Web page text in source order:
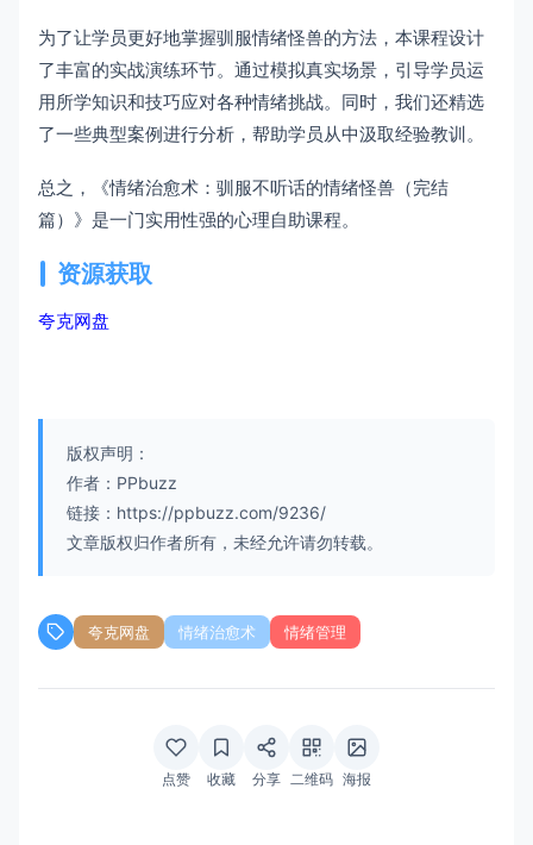
为了让学员更好地掌握驯服情绪怪兽的方法，本课程设计
了丰富的实战演练环节。通过模拟真实场景，引导学员运
用所学知识和技巧应对各种情绪挑战。同时，我们还精选
了一些典型案例进行分析，帮助学员从中汲取经验教训。
总之，《情绪治愈术：驯服不听话的情绪怪兽（完结
篇）》是一门实用性强的心理自助课程。
资源获取
夸克网盘
版权声明：
作者：PPbuzz
链接：https://ppbuzz.com/9236/
文章版权归作者所有，未经允许请勿转载。
夸克网盘 情绪治愈术 情绪管理
点赞 收藏 分享 二维码 海报